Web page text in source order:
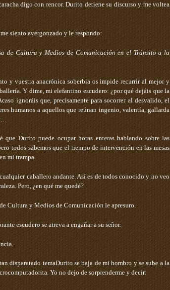
­digo con rencor. Durito detiene su discurso y me voltea
siento avergonzado y le respondo:
de Cultura y Medios de Comunicación en el Tránsito a la
y vuestra anacrónica soberbia os impide recurrir al mejor y
Y dime, mi elefantino escudero: ¿por qué dejáis que la
ignoráis que, precisamente para socorrer al desvalido, el
humanos a aquellos que reúnan ingenio, valentía, gallarda
Durito puede ocupar horas enteras hablando sobre las
todos sabemos que el tiempo de intervención en las mesas
mi trampa.
caballero andante. Así es de todos conocido y no veo
Pero, ¿en qué me quedé?
Cultura y Medios de Comunicación ­le apresuro.
escudero se atreva a engañar a su señor.
disparatado tema­Durito se baja de mi hombro y se sube a la
Yo no dejo de sorprenderme y decir: